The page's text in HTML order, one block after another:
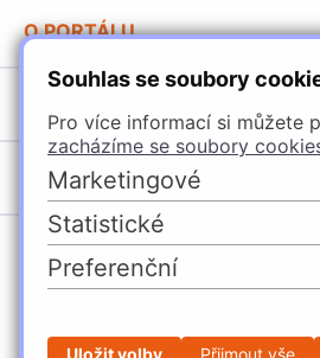
Souhlas se soubory
Pro více informací si můžete
zacházíme se soubory
Marketingové
Statistické
Preferenční
Uložit volby Přijmout vše
Stavební katalog Häfele
Brožury Häfele
O PORTÁLU
Provozovatel portálu
Jak používat portál
Úchytky
Nábytkové kování
Vybavení kuchyní
Osvětlení a elektro
Stavební kování
POBOČKY
Domašín
Vyškov
Česká Třebová